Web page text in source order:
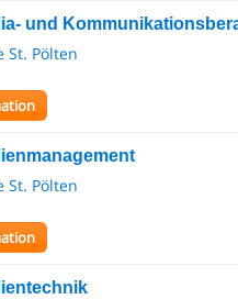
und
St. Pölten
St. Pölten